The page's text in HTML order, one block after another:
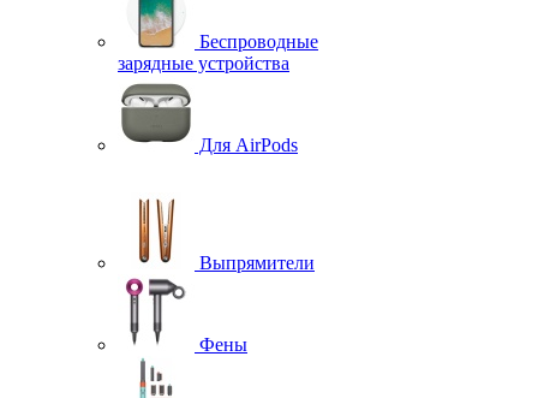
Беспроводные
зарядные устройства
Для AirPods
Выпрямители
Фены